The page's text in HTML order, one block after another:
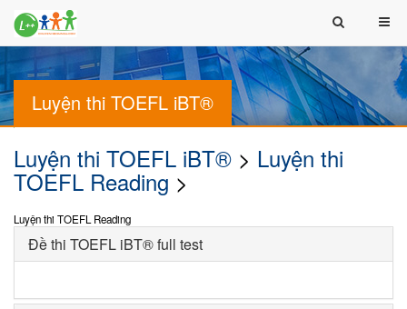
Luyện thi TOEFL iBT®
Luyện thi TOEFL iBT® > Luyện thi
TOEFL Reading >
Luyện thi TOEFL Reading
Đề thi TOEFL iBT® full test